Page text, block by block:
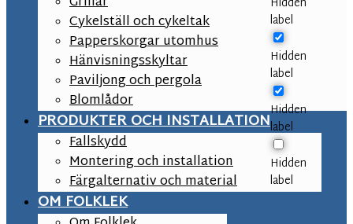
label
Hidden
label
Hidden
label
Hidden
label
Cykelställ och cykeltak
Papperskorgar utomhus
Hänvisningsskyltar
Paviljong och pergola
Blomlådor
PRODUKTER OCH INSTALLATION
Fallskydd
Montering och installation
Färgalternativ och material
OM FOLKLEK